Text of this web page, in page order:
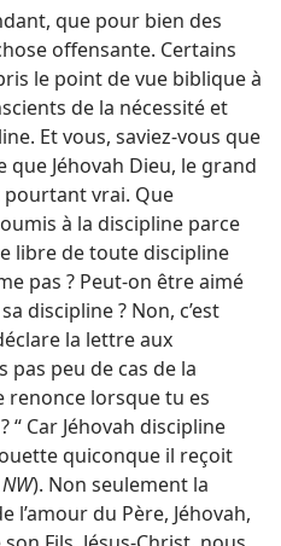
que pour bien des
offensante. Certains
le point de vue biblique à
de la nécessité et
Et vous, saviez-​vous que
Jéhovah Dieu, le grand
pourtant vrai. Que
à la discipline parce
libre de toute discipline
pas ? Peut-​on être aimé
discipline ? Non, c’est
la lettre aux
pas peu de cas de la
renonce lorsque tu es
“ Car Jéhovah discipline
quiconque il reçoit
NW). Non seulement la
l’amour du Père, Jéhovah,